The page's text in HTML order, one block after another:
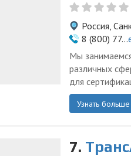
Россия,
8 (800) 77...
Мы
различных
для
Узнать больше
7.